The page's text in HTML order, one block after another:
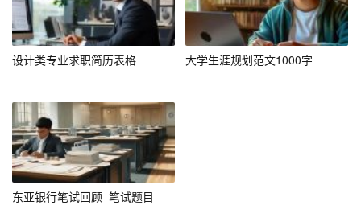
应聘信不宜过长，一般以一页纸为宜。在有限的篇幅内，
尽量简洁明了地表达自己的求职意愿和个人优势。
1. 个性化
尽量根据招聘单位的特点和职位要求，个性化地撰写应聘
信。避免使用千篇一律的模板，让招聘者感受到你的诚
意。
设计类专业求职简历表格 大学生涯规划范文1000字
东亚银行笔试回顾_笔试题目